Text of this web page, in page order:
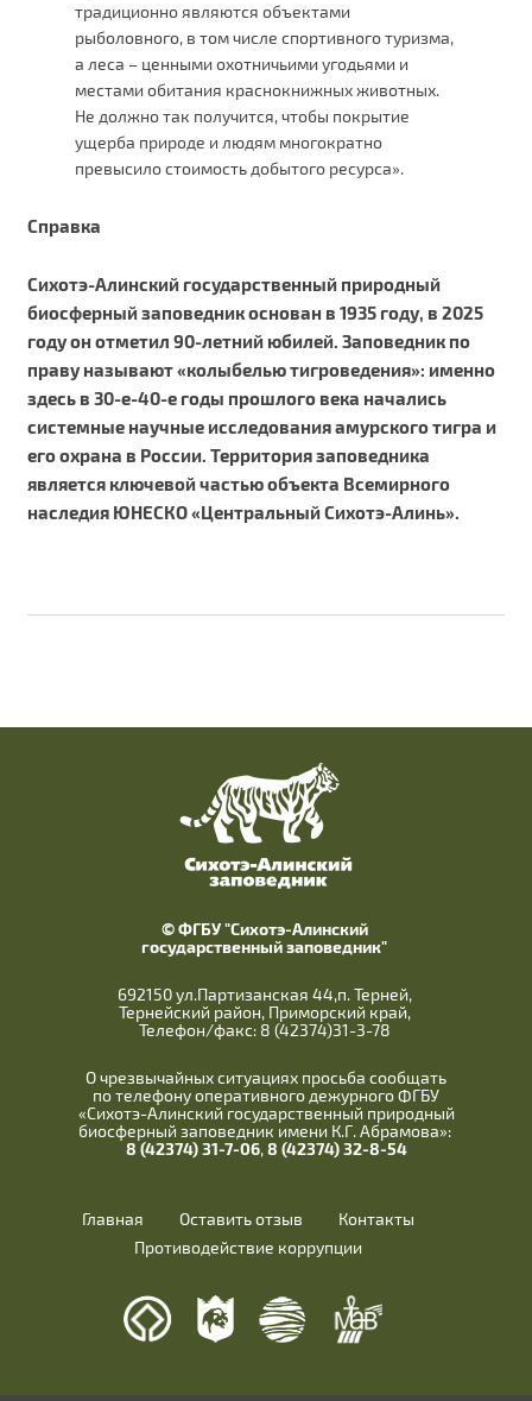
традиционно являются объектами
рыболовного, в том числе спортивного туризма,
а леса – ценными охотничьими угодьями и
местами обитания краснокнижных животных.
Не должно так получится, чтобы покрытие
ущерба природе и людям многократно
превысило стоимость добытого ресурса».
Справка
Сихотэ-Алинский государственный природный
биосферный заповедник основан в 1935 году, в 2025
году он отметил 90-летний юбилей. Заповедник по
праву называют «колыбелью тигроведения»: именно
здесь в 30-е-40-е годы прошлого века начались
системные научные исследования амурского тигра и
его охрана в России. Территория заповедника
является ключевой частью объекта Всемирного
наследия ЮНЕСКО «Центральный Сихотэ-Алинь».
© ФГБУ "Сихотэ-Алинский
государственный заповедник"
692150 ул.Партизанская 44,п. Терней,
Тернейский район, Приморский край,
Телефон/факс: 8 (42374)31-3-78
О чрезвычайных ситуациях просьба сообщать
по телефону оперативного дежурного ФГБУ
«Сихотэ-Алинский государственный природный
биосферный заповедник имени К.Г. Абрамова»:
8 (42374) 31-7-06,8 (42374) 32-8-54
Главная Оставить отзыв
Контакты
Противодействие коррупции